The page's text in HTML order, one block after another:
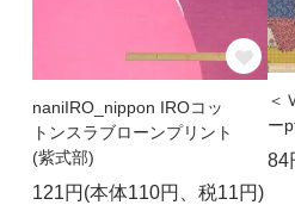
naniIRO_nippon IROコッ
トンスラブローンプリント
(紫式部)
121円(本体110円、税11円)
＜
ー
84